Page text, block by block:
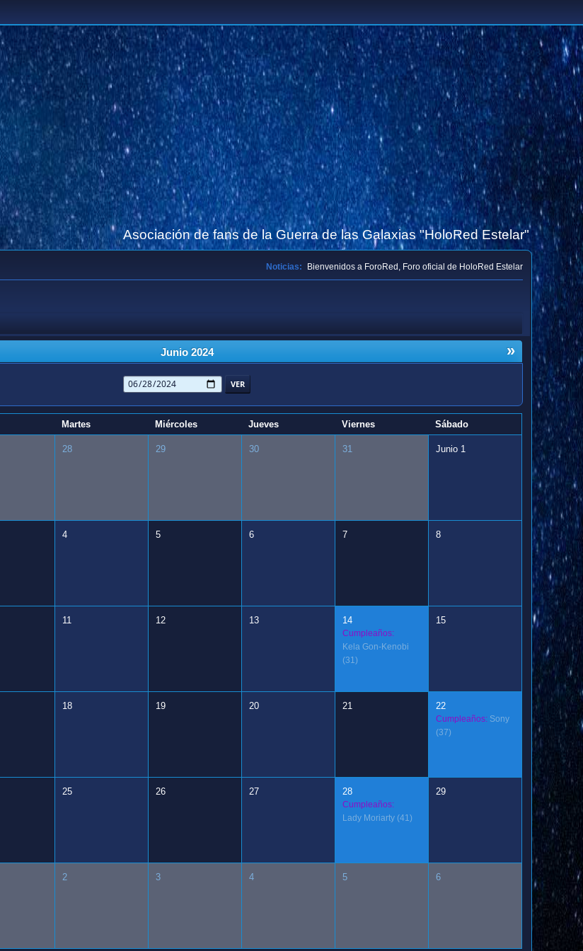
Asociación de fans de la Guerra de las Galaxias "HoloRed Estelar"
Noticias: Bienvenidos a ForoRed, Foro oficial de HoloRed Estelar
»
Junio 2024
Martes Miércoles Jueves Viernes Sábado
28 29 30 31 Junio 1
4 5 6 7 8
11 12 13 14
Cumpleaños:
Kela Gon-Kenobi
(31)
15
18 19 20 21 22
Cumpleaños: Sony
(37)
25 26 27 28
Cumpleaños:
Lady Moriarty (41)
29
2 3 4 5 6